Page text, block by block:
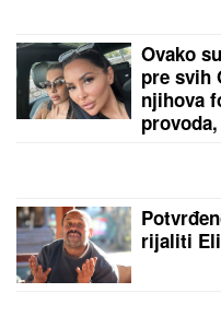
Ovako
pre svih
njihova
rijaliti